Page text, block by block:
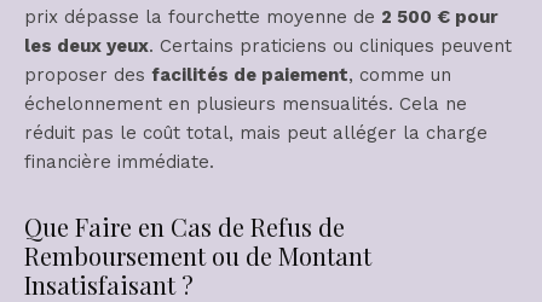
prix dépasse la fourchette moyenne de 2 500 € pour
les deux yeux. Certains praticiens ou cliniques peuvent
proposer des facilités de paiement, comme un
échelonnement en plusieurs mensualités. Cela ne
réduit pas le coût total, mais peut alléger la charge
financière immédiate.
Que Faire en Cas de Refus de
Remboursement ou de Montant
Insatisfaisant ?